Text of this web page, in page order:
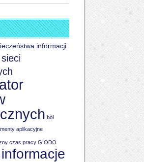
informacji
ból
aplikacyjne
czas pracy GIODO
informacje